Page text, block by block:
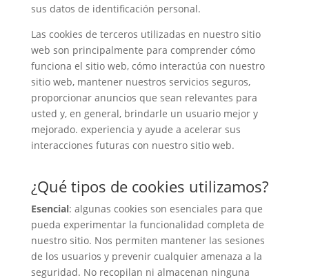
sus datos de identificación personal.
Las cookies de terceros utilizadas en nuestro sitio
web son principalmente para comprender cómo
funciona el sitio web, cómo interactúa con nuestro
sitio web, mantener nuestros servicios seguros,
proporcionar anuncios que sean relevantes para
usted y, en general, brindarle un usuario mejor y
mejorado. experiencia y ayude a acelerar sus
interacciones futuras con nuestro sitio web.
¿Qué tipos de cookies utilizamos?
Esencial: algunas cookies son esenciales para que
pueda experimentar la funcionalidad completa de
nuestro sitio. Nos permiten mantener las sesiones
de los usuarios y prevenir cualquier amenaza a la
seguridad. No recopilan ni almacenan ninguna